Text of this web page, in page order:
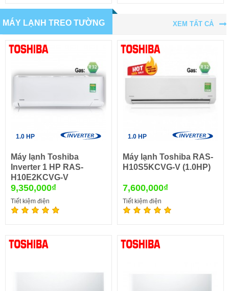
MÁY LẠNH TREO TƯỜNG XEM TẤT CẢ
1.0 HP
Máy lạnh Toshiba
Inverter 1 HP RAS-
H10E2KCVG-V
9,350,000₫
Tiết kiệm điện
1.0 HP
Máy lạnh Toshiba RAS-
H10S5KCVG-V (1.0HP)
7,600,000₫
Tiết kiệm điện